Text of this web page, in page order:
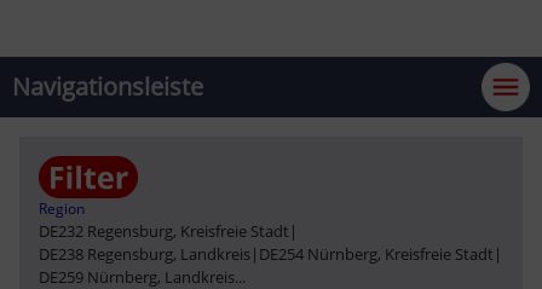
Navigationsleiste
Region
DE232 Regensburg, Kreisfreie Stadt |
DE238 Regensburg, Landkreis| DE254 Nürnberg, Kreisfreie Stadt |
DE259 Nürnberg, Landkreis...